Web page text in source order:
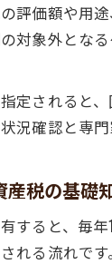
評価額や用
対象外とな
定されると
況確認と専門
税の基礎
すると、毎
れる流れで